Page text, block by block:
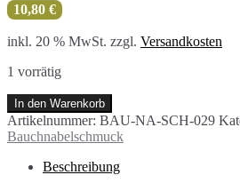
10,80 €
inkl. 20 % MwSt. zzgl. Versandkosten
1 vorrätig
Bauchnabelbanane
Spirale-
rot
In den Warenkorb
Artikelnummer: BAU-NA-SCH-029
Bauchnabelschmuck
Beschreibung